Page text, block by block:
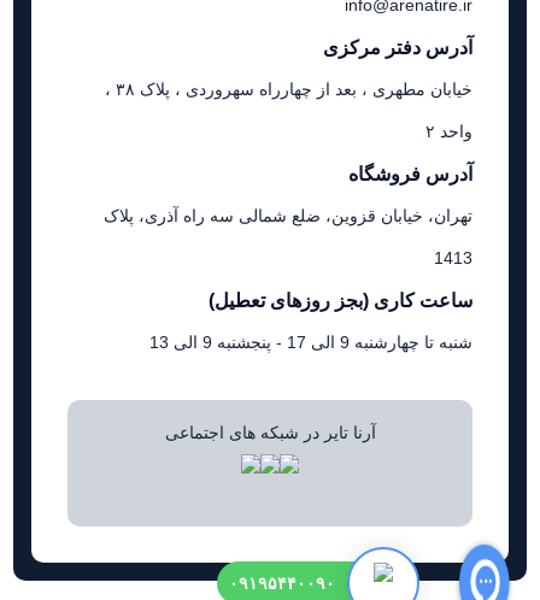
۰۹۱۹۵۴۴۰۰۹۰
info@arenatire.ir
آدرس دفتر مرکزی
خیابان مطهری ، بعد از چهارراه سهروردی ، پلاک ۳۸ ،
واحد ۲
آدرس فروشگاه
تهران، خیابان قزوین، ضلع شمالی سه راه آذری، پلاک
1413
ساعت کاری (بجز روزهای تعطیل)
شنبه تا چهارشنبه 9 الی 17 - پنجشنبه 9 الی 13
آرنا تایر در شبکه های اجتماعی